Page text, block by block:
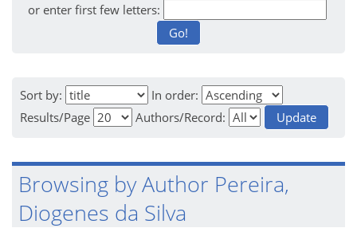
or enter first few letters:
Sort by:
In order:
Results/Page
Authors/Record:
Browsing by Author Pereira,
Diogenes da Silva